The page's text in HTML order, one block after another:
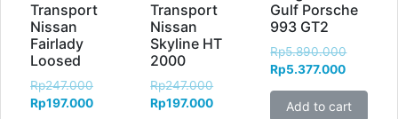
Transport
Nissan
Fairlady
Loosed
Rp247.000
Rp197.000
Transport
Nissan
Skyline HT
2000
Rp247.000
Rp197.000
Gulf Porsche
993 GT2
Rp5.890.000
Rp5.377.000
Add to cart